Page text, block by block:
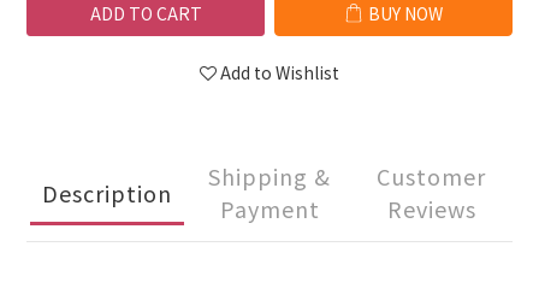
ADD TO CART BUY NOW
Add to Wishlist
Description
Shipping &
Payment
Customer
Reviews